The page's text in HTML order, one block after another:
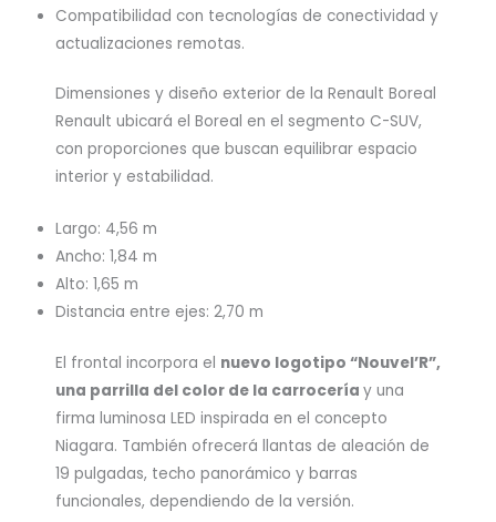
Compatibilidad con tecnologías de conectividad y
actualizaciones remotas.
Dimensiones y diseño exterior de la Renault Boreal
Renault ubicará el Boreal en el segmento C-SUV,
con proporciones que buscan equilibrar espacio
interior y estabilidad.
Largo: 4,56 m
Ancho: 1,84 m
Alto: 1,65 m
Distancia entre ejes: 2,70 m
El frontal incorpora el nuevo logotipo “Nouvel’R”,
una parrilla del color de la carrocería y una
firma luminosa LED inspirada en el concepto
Niagara. También ofrecerá llantas de aleación de
19 pulgadas, techo panorámico y barras
funcionales, dependiendo de la versión.